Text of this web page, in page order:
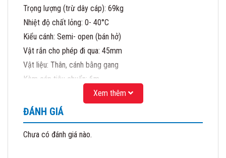
Trọng lượng (trừ dây cáp): 69kg
Nhiệt độ chất lỏng: 0- 40°C
Kiểu cánh: Semi- open (bán hở)
Vật rắn cho phép đi qua: 45mm
Vật liệu: Thân, cánh bằng gang
Kèm cáp tiêu chuẩn: 6m
Nhà sản xuất: Tsurumi – Japan
(Không bao gồm Bend kết nối DN100 như hình minh họa).
CÔNG TY CỔ PHẦN MATRA QUỐC TẾ
Địa chỉ: 238 Nguyễn Xiển- Thanh Xuân- Hà nội
Xem thêm
ĐÁNH GIÁ
Chưa có đánh giá nào.